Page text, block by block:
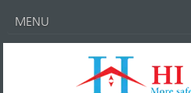
MENU